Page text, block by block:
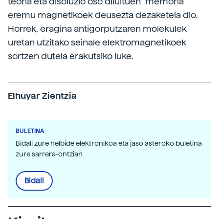
eremu magnetikoek deusezta dezaketela dio.
Horrek, eragina antigorputzaren molekulek
uretan utzitako seinale elektromagnetikoek
sortzen dutela erakutsiko luke.
Elhuyar Zientzia
BULETINA
Bidali zure helbide elektronikoa eta jaso asteroko buletina
zure sarrera-ontzian
Bidali